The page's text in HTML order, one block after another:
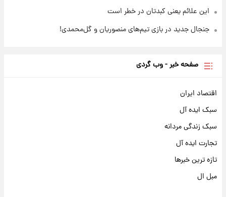
این علائم یعنی کبدتان در خطر است
جنجال جدید در بازی تیم‌های منصوریان و گل‌محمدی!
صفحه خبر - وب گردی
اقتصاد ایران
سبک ایده آل
سبک زندگی مردانه
تجارت ایده آل
تازه ترین خبرها
مبل ال